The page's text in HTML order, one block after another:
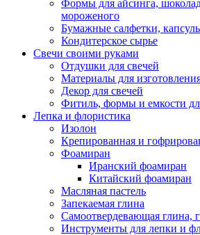
Формы для айсинга,
мороженого
Бумажные салфетки,
Кондитерское сырье
Свечи своими руками
Отдушки для свечей
Материалы для
Декор для свечей
Фитиль, формы и емкости
Лепка и флористика
Изолон
Крепированная и
Фоамиран
Иранский фоамиран
Китайский фоамиран
Масляная пастель
Запекаемая глина
Самоотвердевающая глина,
Инструменты для лепки и